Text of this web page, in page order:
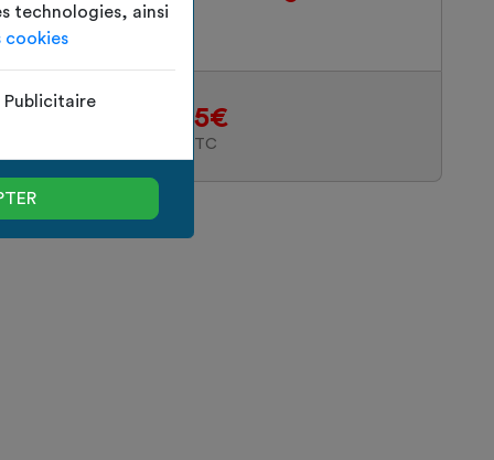
technologies, ainsi
cookies
Publicitaire
315.85€
PRIX TTC